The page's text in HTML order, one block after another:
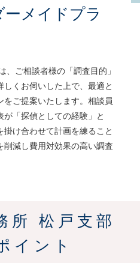
メイドプラ
、ご相談者様の「調査目的」
くお伺いした上で、最適と
ご提案いたします。相談員
「探偵としての経験」と
掛け合わせて計画を練ること
減し費用対効果の高い調査
所 松戸支部
イント